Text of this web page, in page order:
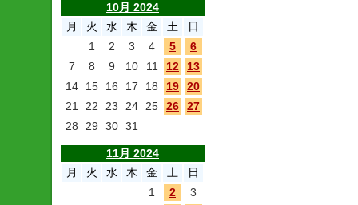
10月 2024
月
火 水 木 金 土
日
1
2 3 4 5
6
7
8 9 10 11 12
13
14
15 16 17 18 19
20
21
22 23 24 25 26
27
28
29 30 31
11月 2024
月
火 水 木 金 土
日
1
2
3